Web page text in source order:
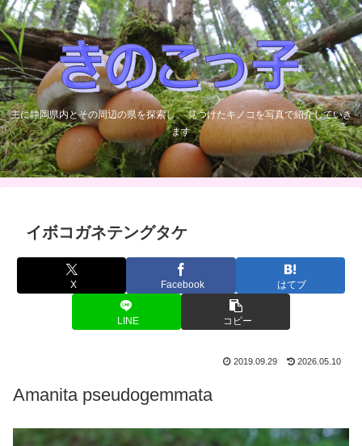
主に静岡県内とその周辺の県を探索し、 見つけたキノコを写真で紹介していき
ます
イボコガネテングタケ
X Facebook はてブ
LINE コピー
2019.09.29 2026.05.10
Amanita pseudogemmata